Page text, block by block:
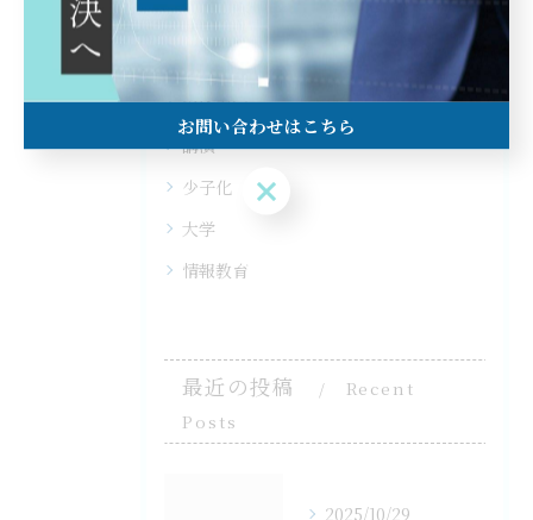
生物
流体力学
講演
少子化
大学
情報教育
最近の投稿
Recent
Posts
2025/10/29
お問い合わせはこちら
お問い合わせはこちら